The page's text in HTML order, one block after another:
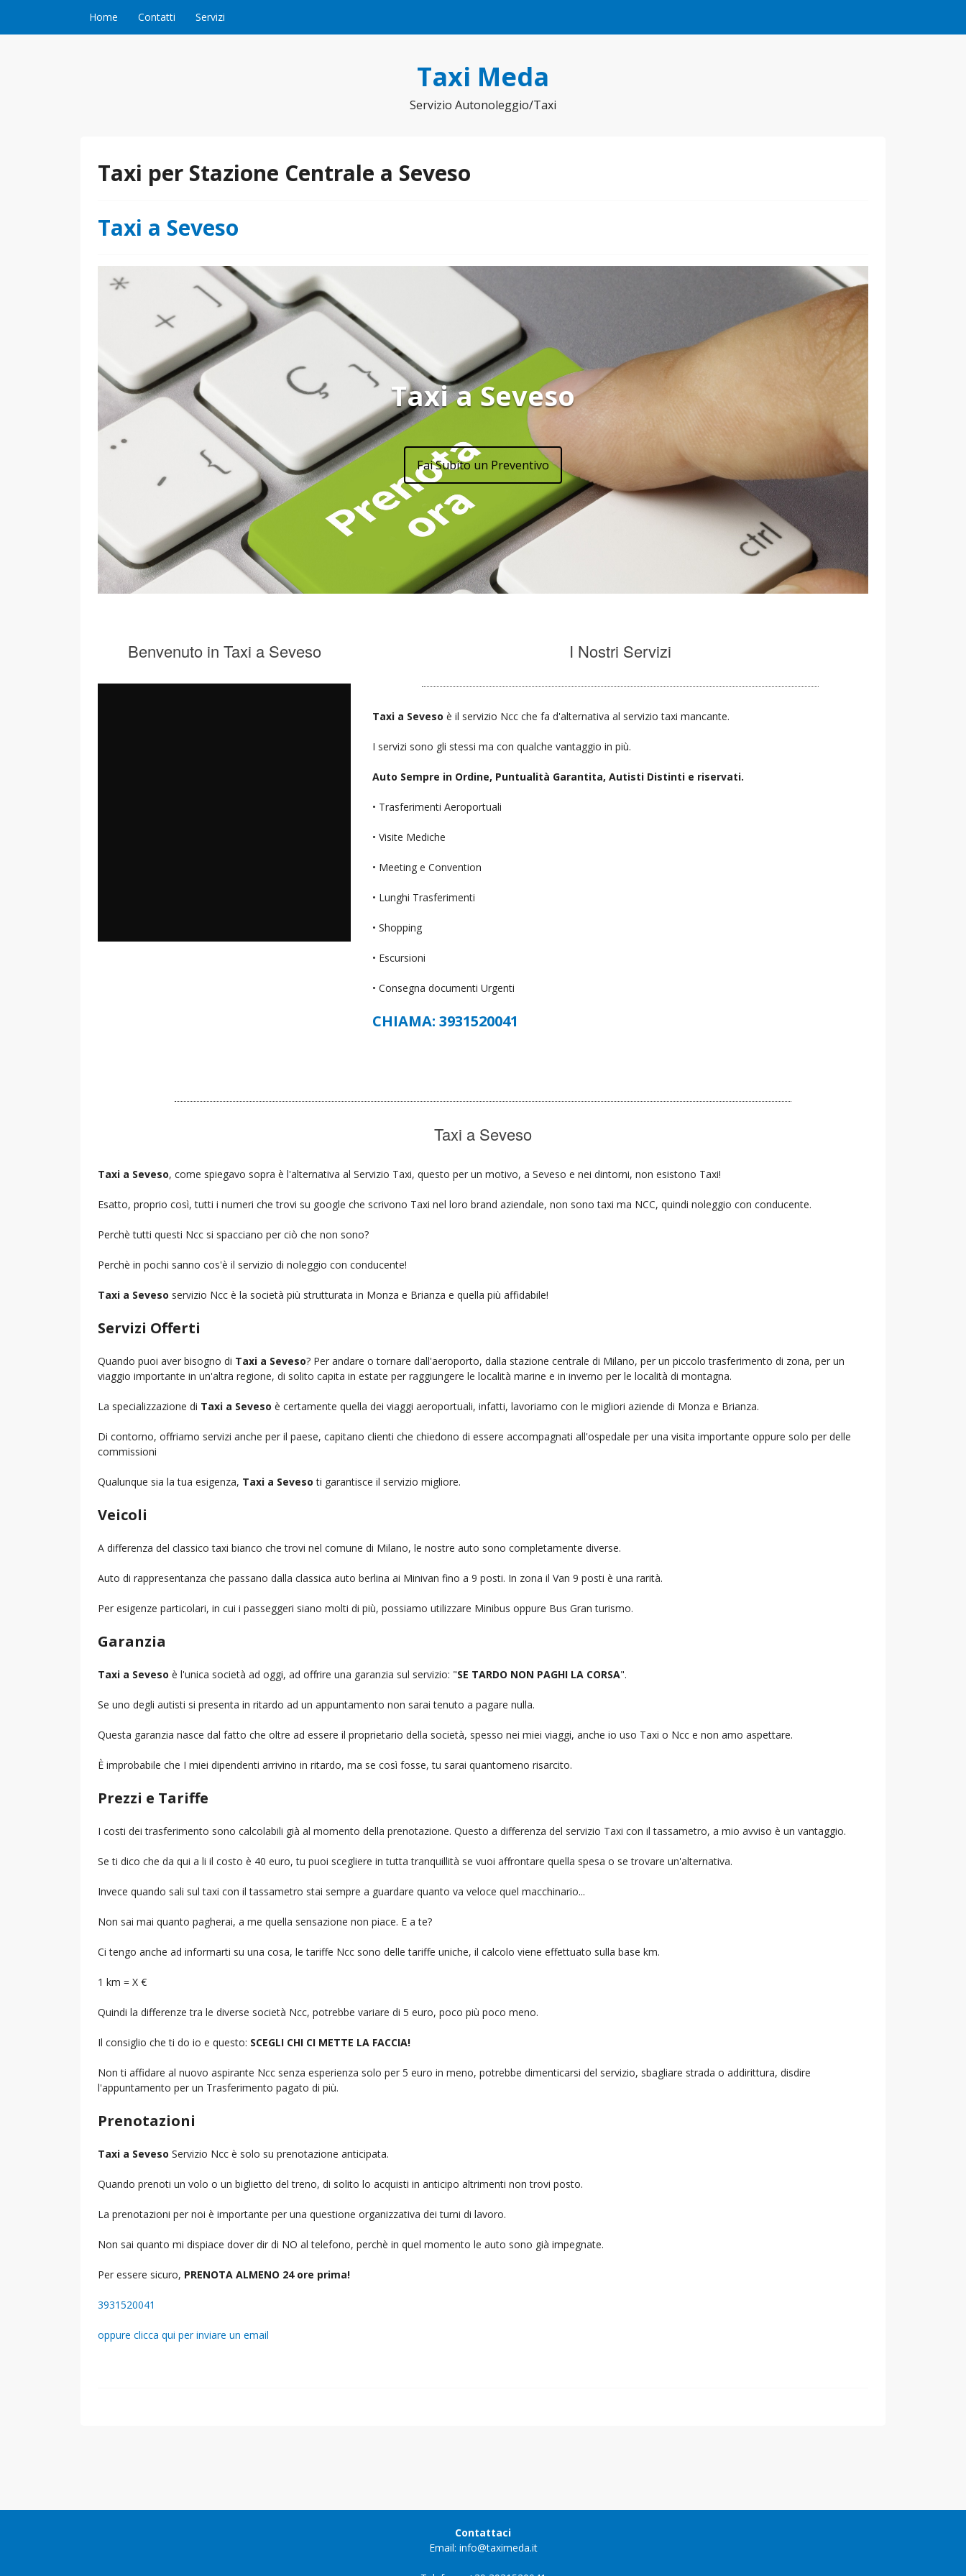
Home Contatti Servizi
Taxi Meda
Servizio Autonoleggio/Taxi
Taxi per Stazione Centrale a Seveso
Taxi a Seveso
Taxi a Seveso
Fai Subito un Preventivo
Benvenuto in Taxi a Seveso I Nostri Servizi
Taxi a Seveso è il servizio Ncc che fa d'alternativa al servizio taxi mancante.
I servizi sono gli stessi ma con qualche vantaggio in più.
Auto Sempre in Ordine, Puntualità Garantita, Autisti Distinti e riservati.
• Trasferimenti Aeroportuali
• Visite Mediche
• Meeting e Convention
• Lunghi Trasferimenti
• Shopping
• Escursioni
• Consegna documenti Urgenti
CHIAMA: 3931520041
Taxi a Seveso
Taxi a Seveso, come spiegavo sopra è l'alternativa al Servizio Taxi, questo per un motivo, a Seveso e nei dintorni, non esistono Taxi!
Esatto, proprio così, tutti i numeri che trovi su google che scrivono Taxi nel loro brand aziendale, non sono taxi ma NCC, quindi noleggio con conducente.
Perchè tutti questi Ncc si spacciano per ciò che non sono?
Perchè in pochi sanno cos'è il servizio di noleggio con conducente!
Taxi a Seveso servizio Ncc è la società più strutturata in Monza e Brianza e quella più affidabile!
Servizi Offerti
Quando puoi aver bisogno di Taxi a Seveso? Per andare o tornare dall'aeroporto, dalla stazione centrale di Milano, per un piccolo trasferimento di zona, per un
viaggio importante in un'altra regione, di solito capita in estate per raggiungere le località marine e in inverno per le località di montagna.
La specializzazione di Taxi a Seveso è certamente quella dei viaggi aeroportuali, infatti, lavoriamo con le migliori aziende di Monza e Brianza.
Di contorno, offriamo servizi anche per il paese, capitano clienti che chiedono di essere accompagnati all'ospedale per una visita importante oppure solo per delle
commissioni
Qualunque sia la tua esigenza, Taxi a Seveso ti garantisce il servizio migliore.
Veicoli
A differenza del classico taxi bianco che trovi nel comune di Milano, le nostre auto sono completamente diverse.
Auto di rappresentanza che passano dalla classica auto berlina ai Minivan fino a 9 posti. In zona il Van 9 posti è una rarità.
Per esigenze particolari, in cui i passeggeri siano molti di più, possiamo utilizzare Minibus oppure Bus Gran turismo.
Garanzia
Taxi a Seveso è l'unica società ad oggi, ad offrire una garanzia sul servizio: "SE TARDO NON PAGHI LA CORSA".
Se uno degli autisti si presenta in ritardo ad un appuntamento non sarai tenuto a pagare nulla.
Questa garanzia nasce dal fatto che oltre ad essere il proprietario della società, spesso nei miei viaggi, anche io uso Taxi o Ncc e non amo aspettare.
È improbabile che I miei dipendenti arrivino in ritardo, ma se così fosse, tu sarai quantomeno risarcito.
Prezzi e Tariffe
I costi dei trasferimento sono calcolabili già al momento della prenotazione. Questo a differenza del servizio Taxi con il tassametro, a mio avviso è un vantaggio.
Se ti dico che da qui a li il costo è 40 euro, tu puoi scegliere in tutta tranquillità se vuoi affrontare quella spesa o se trovare un'alternativa.
Invece quando sali sul taxi con il tassametro stai sempre a guardare quanto va veloce quel macchinario...
Non sai mai quanto pagherai, a me quella sensazione non piace. E a te?
Ci tengo anche ad informarti su una cosa, le tariffe Ncc sono delle tariffe uniche, il calcolo viene effettuato sulla base km.
1 km = X €
Quindi la differenze tra le diverse società Ncc, potrebbe variare di 5 euro, poco più poco meno.
Il consiglio che ti do io e questo: SCEGLI CHI CI METTE LA FACCIA!
Non ti affidare al nuovo aspirante Ncc senza esperienza solo per 5 euro in meno, potrebbe dimenticarsi del servizio, sbagliare strada o addirittura, disdire
l'appuntamento per un Trasferimento pagato di più.
Prenotazioni
Taxi a Seveso Servizio Ncc è solo su prenotazione anticipata.
Quando prenoti un volo o un biglietto del treno, di solito lo acquisti in anticipo altrimenti non trovi posto.
La prenotazioni per noi è importante per una questione organizzativa dei turni di lavoro.
Non sai quanto mi dispiace dover dir di NO al telefono, perchè in quel momento le auto sono già impegnate.
Per essere sicuro, PRENOTA ALMENO 24 ore prima!
3931520041
oppure clicca qui per inviare un email
Contattaci
Email: info@taximeda.it